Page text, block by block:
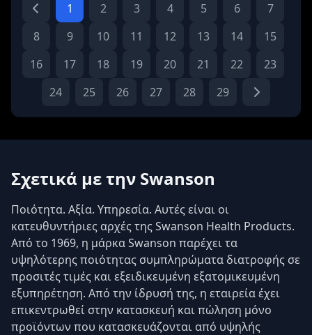
1 2 3 4 5 6
7
8
9 10 11 12 13 14
15
16
17 18 19 20 21 22
23
24
25 26 27 28 29
Σχετικά με την Swanson
Ποιότητα. Αξία. Υπηρεσία. Αυτές είναι οι
κατευθυντήριες αρχές της Swanson Health Products.
Από το 1969, η μάρκα Swanson παρέχει τα
υψηλότερης ποιότητας συμπληρώματα διατροφής σε
προσιτές τιμές και εξειδικευμένη εξατομικευμένη
εξυπηρέτηση. Από την ίδρυσή της, η εταιρεία έχει
επικεντρωθεί στην κατασκευή και πώληση μόνο
προϊόντων που κατασκευάζονται από υψηλής